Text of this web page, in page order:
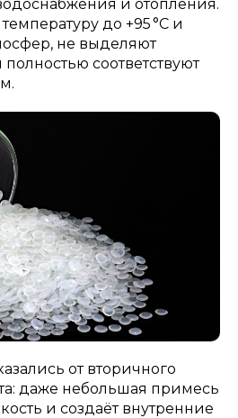
и отопления.
до +95 °C и
не выделяют
соответствуют
от вторичного
даже небольшая примесь
и создаёт внутренние